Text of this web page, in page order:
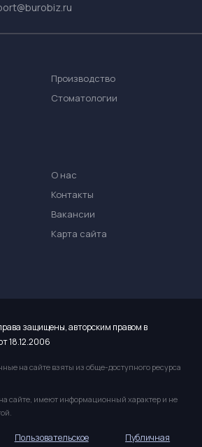
Производство
Стоматологии
О нас
Контакты
Вакансии
Карта сайта
защищены, авторским правом в
18.12.2006
на сайте взяты из обще-доступного ресурса
сайте, имеют информационный характер и не
Пользовательское
Публичная